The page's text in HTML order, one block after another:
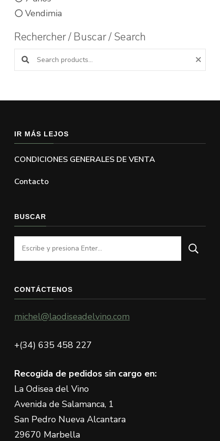
Vendimia
Rechercher / Buscar / Search
Buscar productos:
IR MÁS LEJOS
CONDICIONES GENERALES DE VENTA
Contacto
BUSCAR
¿Buscas
algo?
CONTÁCTENOS
michel@laodiseadelvino.com
+(34) 635 458 227
Recogida de pedidos sin cargo en:
La Odisea del Vino
Avenida de Salamanca, 1
San Pedro Nueva Alcantara
29670 Marbella